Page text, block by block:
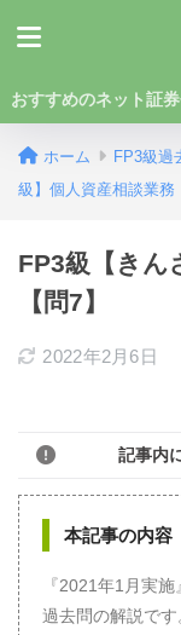
おすすめのネット証
ホーム FP3級過
級】個人資産相談業務
FP3級【きん
【問7】
2022年2月6日
記事内
本記事の内容
『2021年1月実施
過去問の解説です